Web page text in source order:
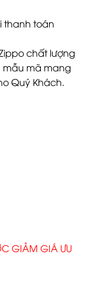
thanh toán
chất lượng
mẫu mã mang
Quý Khách.
GIẢM GIÁ ƯU